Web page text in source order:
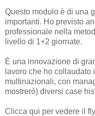
Questo modulo è di una
importanti. Ho previsto
professionale nella
livello di 1+2 giornate.
È una innovazione di
lavoro che ho
multinazionali, con
mostrerò) diversi case
Clicca qui per vedere il